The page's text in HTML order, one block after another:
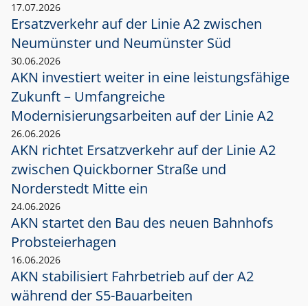
17.07.2026
Ersatzverkehr auf der Linie A2 zwischen
Neumünster und Neumünster Süd
30.06.2026
AKN investiert weiter in eine leistungsfähige
Zukunft – Umfangreiche
Modernisierungsarbeiten auf der Linie A2
26.06.2026
AKN richtet Ersatzverkehr auf der Linie A2
zwischen Quickborner Straße und
Norderstedt Mitte ein
24.06.2026
AKN startet den Bau des neuen Bahnhofs
Probsteierhagen
16.06.2026
AKN stabilisiert Fahrbetrieb auf der A2
während der S5-Bauarbeiten